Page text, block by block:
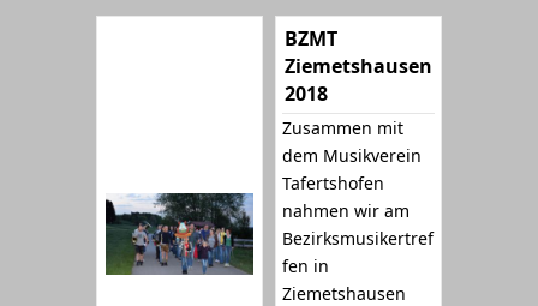
BZMT
Ziemetshausen
2018
Zusammen mit
dem Musikverein
Tafertshofen
nahmen wir am
Bezirksmusikertref
fen in
Ziemetshausen